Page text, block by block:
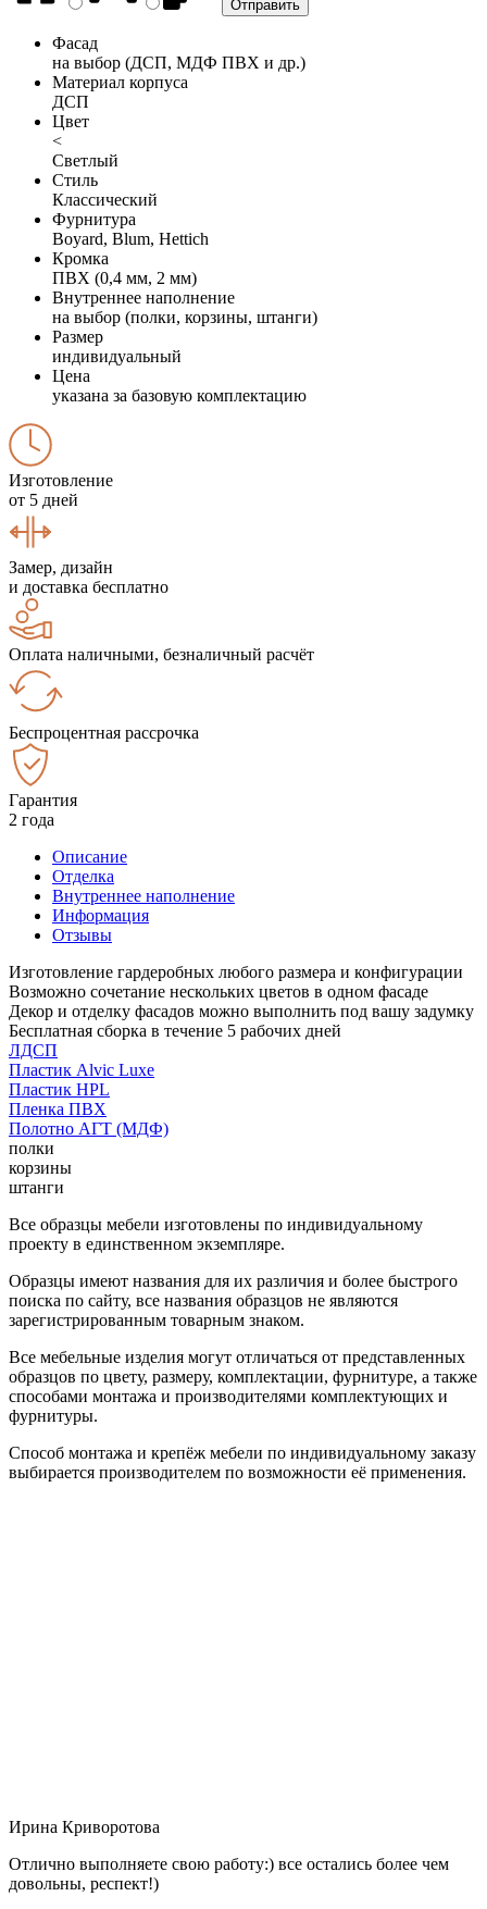
Фасад
на выбор (ДСП, МДФ ПВХ и др.)
Материал корпуса
ДСП
Цвет
<
Светлый
Стиль
Классический
Фурнитура
Boyard, Blum, Hettich
Кромка
ПВХ (0,4 мм, 2 мм)
Внутреннее наполнение
на выбор (полки, корзины, штанги)
Размер
индивидуальный
Цена
указана за базовую комплектацию
Изготовление
от 5 дней
Замер, дизайн
и доставка бесплатно
Оплата наличными, безналичный расчёт
Беспроцентная рассрочка
Гарантия
2 года
Описание
Отделка
Внутреннее наполнение
Информация
Отзывы
Изготовление гардеробных любого размера и конфигурации
Возможно сочетание нескольких цветов в одном фасаде
Декор и отделку фасадов можно выполнить под вашу задумку
Бесплатная сборка в течение 5 рабочих дней
ЛДСП
Пластик Alvic Luxe
Пластик HPL
Пленка ПВХ
Полотно АГТ (МДФ)
полки
корзины
штанги
Все образцы мебели изготовлены по индивидуальному
проекту в единственном экземпляре.
Образцы имеют названия для их различия и более быстрого
поиска по сайту, все названия образцов не являются
зарегистрированным товарным знаком.
Все мебельные изделия могут отличаться от представленных
образцов по цвету, размеру, комплектации, фурнитуре, а также
способами монтажа и производителями комплектующих и
фурнитуры.
Способ монтажа и крепёж мебели по индивидуальному заказу
выбирается производителем по возможности её применения.
Ирина Криворотова
Отлично выполняете свою работу:) все остались более чем
довольны, респект!)